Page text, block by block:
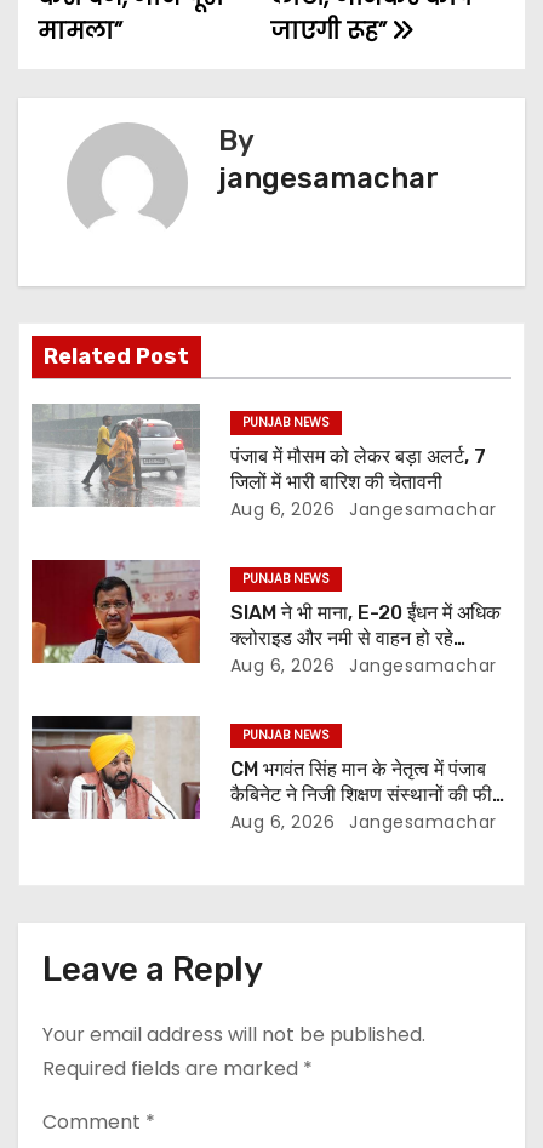
जाएगी रूह”
मामला”
By
jangesamachar
Related Post
PUNJAB NEWS
पंजाब में मौसम को लेकर बड़ा अलर्ट, 7
जिलों में भारी बारिश की चेतावनी
Aug 6, 2026 Jangesamachar
PUNJAB NEWS
SIAM ने भी माना, E-20 ईंधन में अधिक
क्लोराइड और नमी से वाहन हो रहे
प्रभावित: अरविंद केजरीवाल
Aug 6, 2026 Jangesamachar
PUNJAB NEWS
CM भगवंत सिंह मान के नेतृत्व में पंजाब
कैबिनेट ने निजी शिक्षण संस्थानों की फीस
नियमन (संशोधन) विधेयक-2026 को
Aug 6, 2026 Jangesamachar
Leave a Reply
Your email address will not be published.
Required fields are marked *
Comment *